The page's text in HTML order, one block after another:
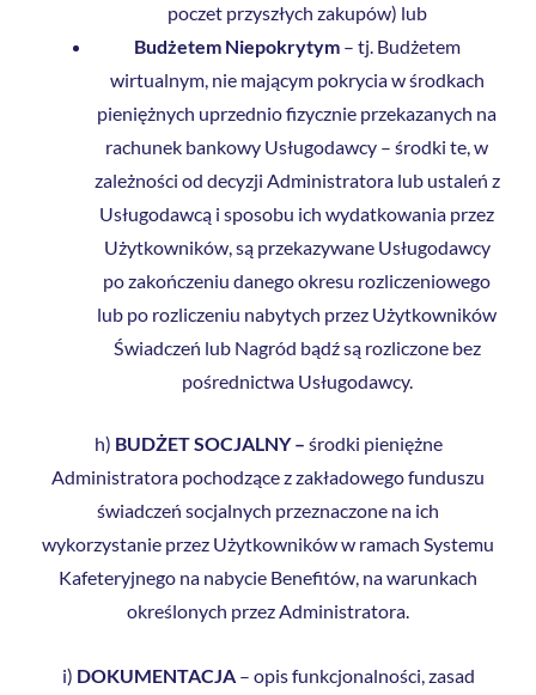
poczet przyszłych zakupów) lub
Budżetem Niepokrytym– tj. Budżetem
wirtualnym, nie mającym pokrycia w środkach
pieniężnych uprzednio fizycznie przekazanych na
rachunek bankowy Usługodawcy – środki te, w
zależności od decyzji Administratora lub ustaleń z
Usługodawcą i sposobu ich wydatkowania przez
Użytkowników, są przekazywane Usługodawcy
po zakończeniu danego okresu rozliczeniowego
lub po rozliczeniu nabytych przez Użytkowników
Świadczeń lub Nagród bądź są rozliczone bez
pośrednictwa Usługodawcy.
h) BUDŻET SOCJALNY – środki pieniężne
Administratora pochodzące z zakładowego funduszu
świadczeń socjalnych przeznaczone na ich
wykorzystanie przez Użytkowników w ramach Systemu
Kafeteryjnego na nabycie Benefitów, na warunkach
określonych przez Administratora.
i) DOKUMENTACJA– opis funkcjonalności, zasad